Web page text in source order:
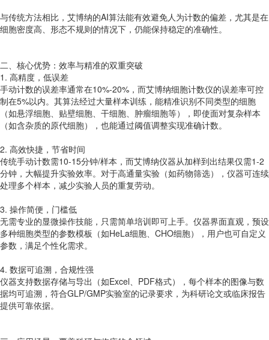
与传统方法相比，艾博纳的AI算法能有效避免人为计数的偏差，尤其是在
细胞密度高、形态不规则的情况下，仍能保持稳定的准确性。
二、核心优势：效率与精准的双重突破
1. 高精度，低误差
手动计数的误差率通常在10%-20%，而艾博纳细胞计数仪的误差率可控
制在5%以内。其算法经过大量样本训练，能精准识别不同类型的细胞
（如悬浮细胞、贴壁细胞、干细胞、肿瘤细胞等），即使面对复杂样本
（如含杂质的原代细胞），也能通过阈值调整实现准确计数。
2. 高效快捷，节省时间
传统手动计数需10-15分钟/样本，而艾博纳仪器从加样到出结果仅需1-2
分钟，大幅提升实验效率。对于高通量实验（如药物筛选），仪器可连续
处理多个样本，减少实验人员的重复劳动。
3. 操作简便，门槛低
无需专业的显微操作技能，只需简单培训即可上手。仪器界面直观，预设
多种细胞类型的参数模板（如HeLa细胞、CHO细胞），用户也可自定义
参数，满足个性化需求。
4. 数据可追溯，合规性强
仪器支持数据存储与导出（如Excel、PDF格式），每个样本的图像与数
据均可追溯，符合GLP/GMP实验室的记录要求，为科研论文或临床报告
提供可靠依据。